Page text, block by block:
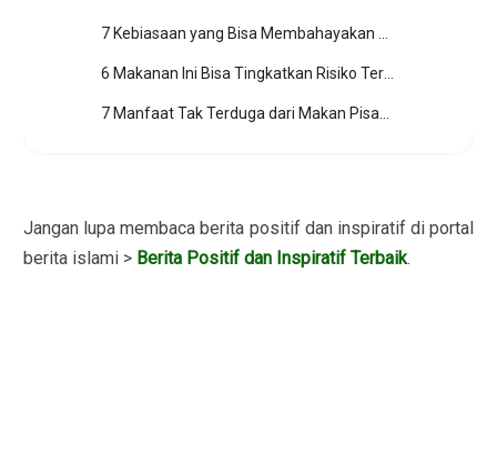
Jangan lupa membaca berita positif dan inspiratif di portal
berita islami > Berita Positif dan Inspiratif Terbaik.